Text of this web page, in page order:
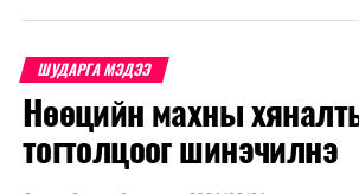
дахин өсөж, ОХУ болон бусад эх
авах шатахууны үнэ 1,200-2,000
Иймд дотоодын зах зээл дэх
сааруулахын тулд гаалийн
татварыг тэглэх шаардлага
ШУДАРГА МЭДЭЭ
Нөөцийн махны
тогтолцоог шинэчилнэ